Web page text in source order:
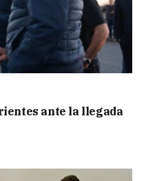
ante la llegada